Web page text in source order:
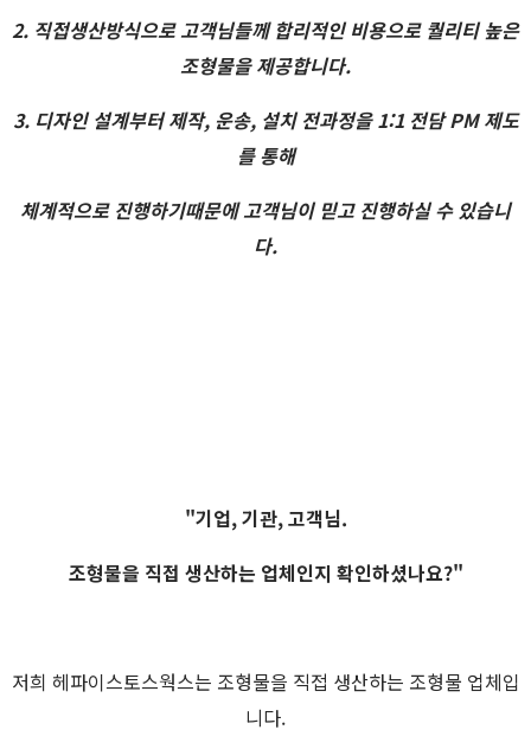
2. 직접생산방식으로 고객님들께 합리적인 비용으로 퀄리티 높은
조형물을 제공합니다.
3. 디자인 설계부터 제작, 운송, 설치 전과정을 1:1 전담 PM 제도
를 통해
체계적으로 진행하기때문에 고객님이 믿고 진행하실 수 있습니
다.
"기업, 기관, 고객님.
조형물을 직접 생산하는 업체인지 확인하셨나요?"
저희 헤파이스토스웍스는 조형물을 직접 생산하는 조형물 업체입
니다.